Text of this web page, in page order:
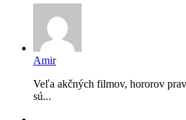
Amir
Veľa akčných filmov, hororov
sú...